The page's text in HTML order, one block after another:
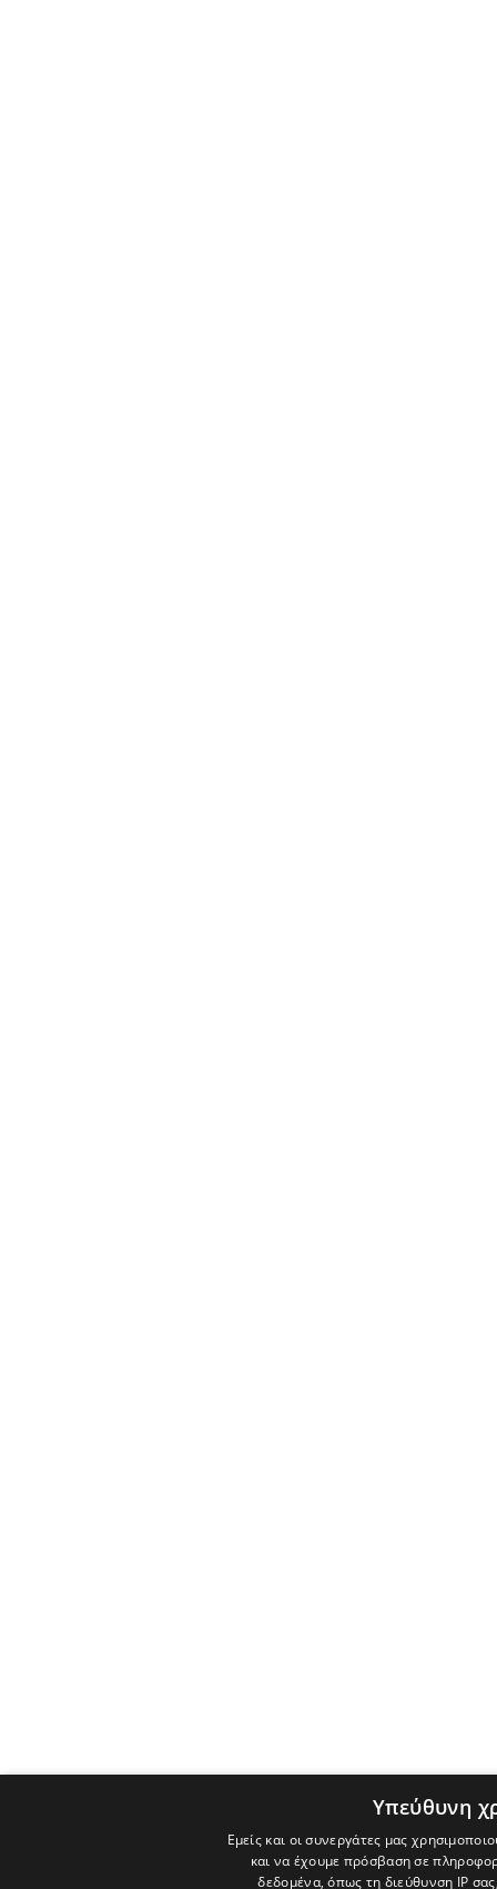
Υπεύθυνη
Εμείς και οι συνεργάτες μας
και να έχουμε πρόσβαση σε
δεδομένα, όπως τη διεύθυνση IP